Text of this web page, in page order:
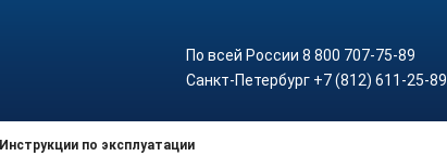
По всей России 8 800 707-75-89
Санкт-Петербург +7 (812) 611-25-89
Инструкции по эксплуатации